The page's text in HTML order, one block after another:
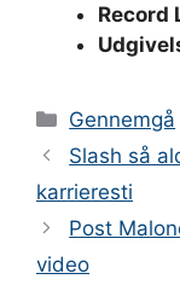
Record
Kategorier
Gennemgå
Slash så
karrieresti
Post
video